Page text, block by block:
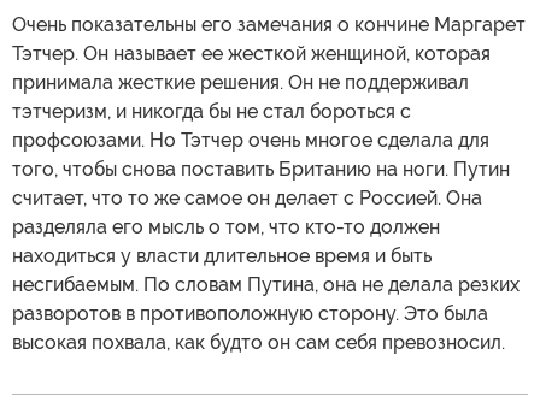
Очень показательны его замечания о кончине Маргарет
Тэтчер. Он называет ее жесткой женщиной, которая
принимала жесткие решения. Он не поддерживал
тэтчеризм, и никогда бы не стал бороться с
профсоюзами. Но Тэтчер очень многое сделала для
того, чтобы снова поставить Британию на ноги. Путин
считает, что то же самое он делает с Россией. Она
разделяла его мысль о том, что кто-то должен
находиться у власти длительное время и быть
несгибаемым. По словам Путина, она не делала резких
разворотов в противоположную сторону. Это была
высокая похвала, как будто он сам себя превозносил.